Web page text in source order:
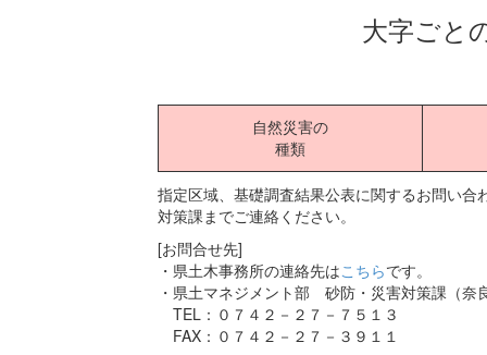
大字ごと
自然災害の
種類
指定区域、基礎調査結果公表に関するお問い
対策課までご連絡ください。
[お問合せ先]
・県土木事務所の連絡先はこちらです。
・県土マネジメント部 砂防・災害対策課（奈
TEL：０７４２－２７－７５１３
FAX：０７４２－２７－３９１１